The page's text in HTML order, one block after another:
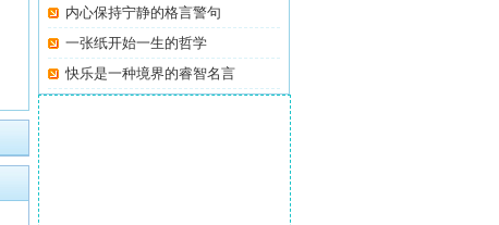
内心保持宁静的格言警句
一张纸开始一生的哲学
快乐是一种境界的睿智名言